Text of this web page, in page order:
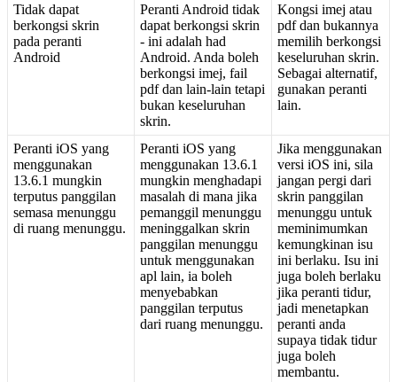
Tidak dapat
berkongsi skrin
pada peranti
Android
Peranti Android tidak
dapat berkongsi skrin
- ini adalah had
Android. Anda boleh
berkongsi imej, fail
pdf dan lain-lain tetapi
bukan keseluruhan
skrin.
Kongsi imej atau
pdf dan bukannya
memilih berkongsi
keseluruhan skrin.
Sebagai alternatif,
gunakan peranti
lain.
Peranti iOS yang
menggunakan
13.6.1 mungkin
terputus panggilan
semasa menunggu
di ruang menunggu.
Peranti iOS yang
menggunakan 13.6.1
mungkin menghadapi
masalah di mana jika
pemanggil menunggu
meninggalkan skrin
panggilan menunggu
untuk menggunakan
apl lain, ia boleh
menyebabkan
panggilan terputus
dari ruang menunggu.
Jika menggunakan
versi iOS ini, sila
jangan pergi dari
skrin panggilan
menunggu untuk
meminimumkan
kemungkinan isu
ini berlaku. Isu ini
juga boleh berlaku
jika peranti tidur,
jadi menetapkan
peranti anda
supaya tidak tidur
juga boleh
membantu.